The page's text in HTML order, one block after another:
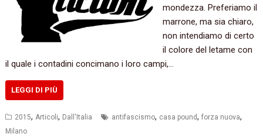
mondezza.‭ ‬Preferiamo il
marrone,‭ ‬ma sia chiaro,‭
‬non intendiamo di certo
il colore del letame con
il quale i contadini concimano i loro campi,‭…
LEGGI DI PIÙ
2015,Articoli, Dall'Italia antifascismo, casa pound,forza nuova,
Milano